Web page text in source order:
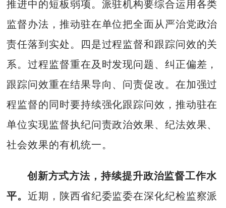
推进中的短板弱项。派驻机构要综合运用各类
监督办法，推动驻在单位把全面从严治党政治
责任落到实处。四是过程监督和跟踪问效的关
系。过程监督重在及时发现问题、纠正偏差，
跟踪问效重在结果导向、问责促改。在加强过
程监督的同时要持续强化跟踪问效，推动驻在
单位实现监督执纪问责政治效果、纪法效果、
社会效果的有机统一。
创新方式方法，持续提升政治监督工作水
平。近期，陕西省纪委监委在深化纪检监察派